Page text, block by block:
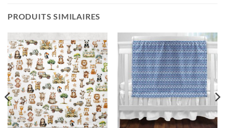
PRODUITS SIMILAIRES